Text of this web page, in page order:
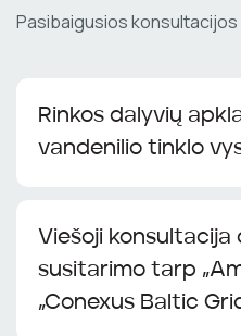
Pasibaigusios konsultacijos
Rinkos dalyvių
vandenilio tinklo
Viešoji
susitarimo tarp
„Conexus Baltic